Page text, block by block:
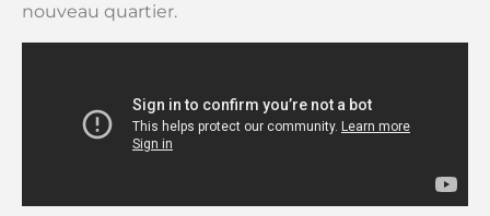
nouveau quartier.